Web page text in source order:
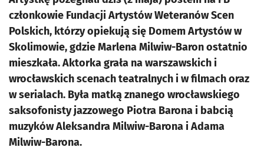
członkowie Fundacji Artystów Weteranów Scen
Polskich, którzy opiekują się Domem Artystów w
Skolimowie, gdzie Marlena Milwiw-Baron ostatnio
mieszkała. Aktorka grała na warszawskich i
wrocławskich scenach teatralnych i w filmach oraz
w serialach. Była matką znanego wrocławskiego
saksofonisty jazzowego Piotra Barona i babcią
muzyków Aleksandra Milwiw-Barona i Adama
Milwiw-Barona.